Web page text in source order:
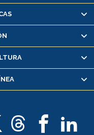
notas
alumnos